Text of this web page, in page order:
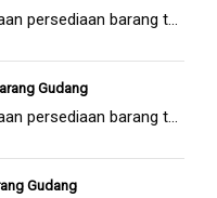
persediaan barang t...
Gudang
persediaan barang t...
Gudang